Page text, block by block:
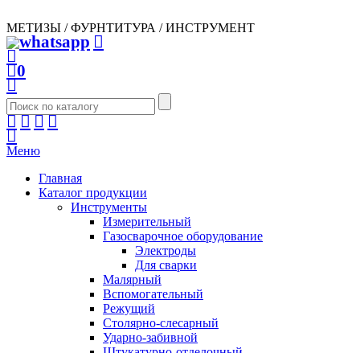
МЕТИЗЫ / ФУРНТИТУРА / ИНСТРУМЕНТ
0
Меню
Главная
Каталог продукции
Инструменты
Измерительный
Газосварочное оборудование
Электроды
Для сварки
Малярный
Вспомогательный
Режущий
Столярно-слесарный
Ударно-забивной